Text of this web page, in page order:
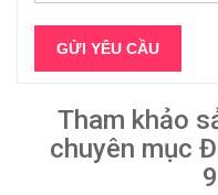
Tham khảo
chuyên mục